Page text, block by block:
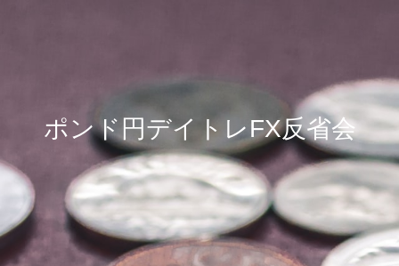
ポンド円デイトレFX反省会